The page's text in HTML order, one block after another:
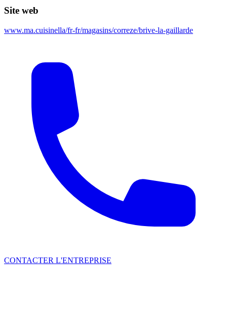
Site web
www.ma.cuisinella/fr-fr/magasins/correze/brive-la-gaillarde
CONTACTER L'ENTREPRISE